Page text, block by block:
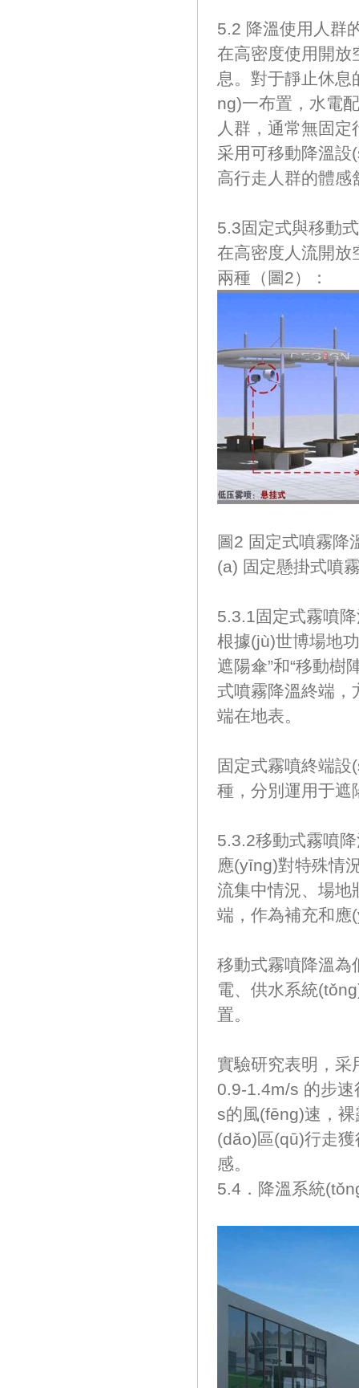
5.2 降溫使用人群
在高密度使用開放
息。對于靜止休
ng)一布置，水
人群，通常無固
采用可移動降溫設
高行走人群的體感舒
5.3固定式與移動
在高密度人流開放
兩種（圖2）：
圖2 固定式噴霧降
(a) 固定懸掛式噴
5.3.1固定式霧噴
根據(jù)世博場地
遮陽傘”和“移動樹
式噴霧降溫終端，
端在地表。
固定式霧噴終端
種，分別運用
5.3.2移動式霧噴
應(yīng)對特殊情況
流集中情況、場
端，作為補充
移動式霧噴降溫為
電、供水系統
置。
實驗研究表明，采
0.9-1.4m/s 的步
s的風(fēng)速
(dǎo)區(qū)行走獲
感。
5.4．降溫系統